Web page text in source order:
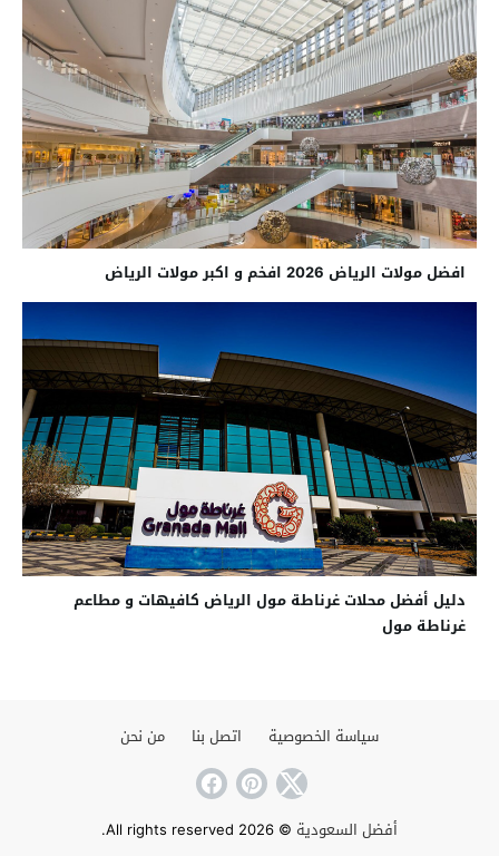
افضل مولات الرياض 2026 افخم و اكبر مولات الرياض
دليل أفضل محلات غرناطة مول الرياض كافيهات و مطاعم
غرناطة مول
سياسة الخصوصية اتصل بنا من نحن
أفضل السعودية © 2026 All rights reserved.